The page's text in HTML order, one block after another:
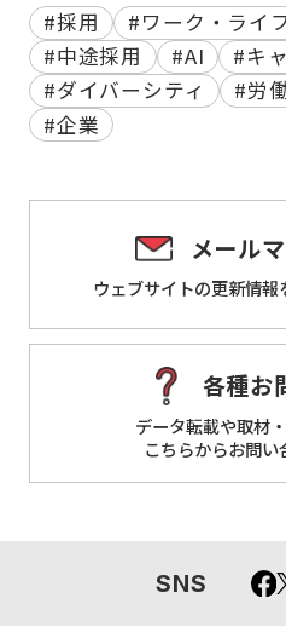
#採用
#ワーク・ライ
#中途採用
#AI
#キ
#ダイバーシティ
#労
#企業
メール
ウェブサイトの更新情報
各種お
データ転載や取材
こちらからお問
SNS